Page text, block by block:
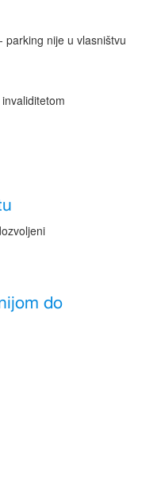
parking nije u vlasništvu
do